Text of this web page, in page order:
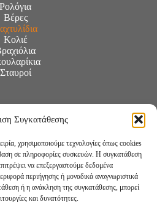
Συγκατάθεσης
χρησιμοποιούμε τεχνολογίες όπως cookies
σε πληροφορίες συσκευών. Η συγκατάθεση
να επεξεργαστούμε δεδομένα
περιήγησης ή μοναδικά αναγνωριστικά
ή η ανάκληση της συγκατάθεσης, μπορεί
και δυνατότητες.
Ρολόγια
Βέρες
Κολιέ
Σταυροί